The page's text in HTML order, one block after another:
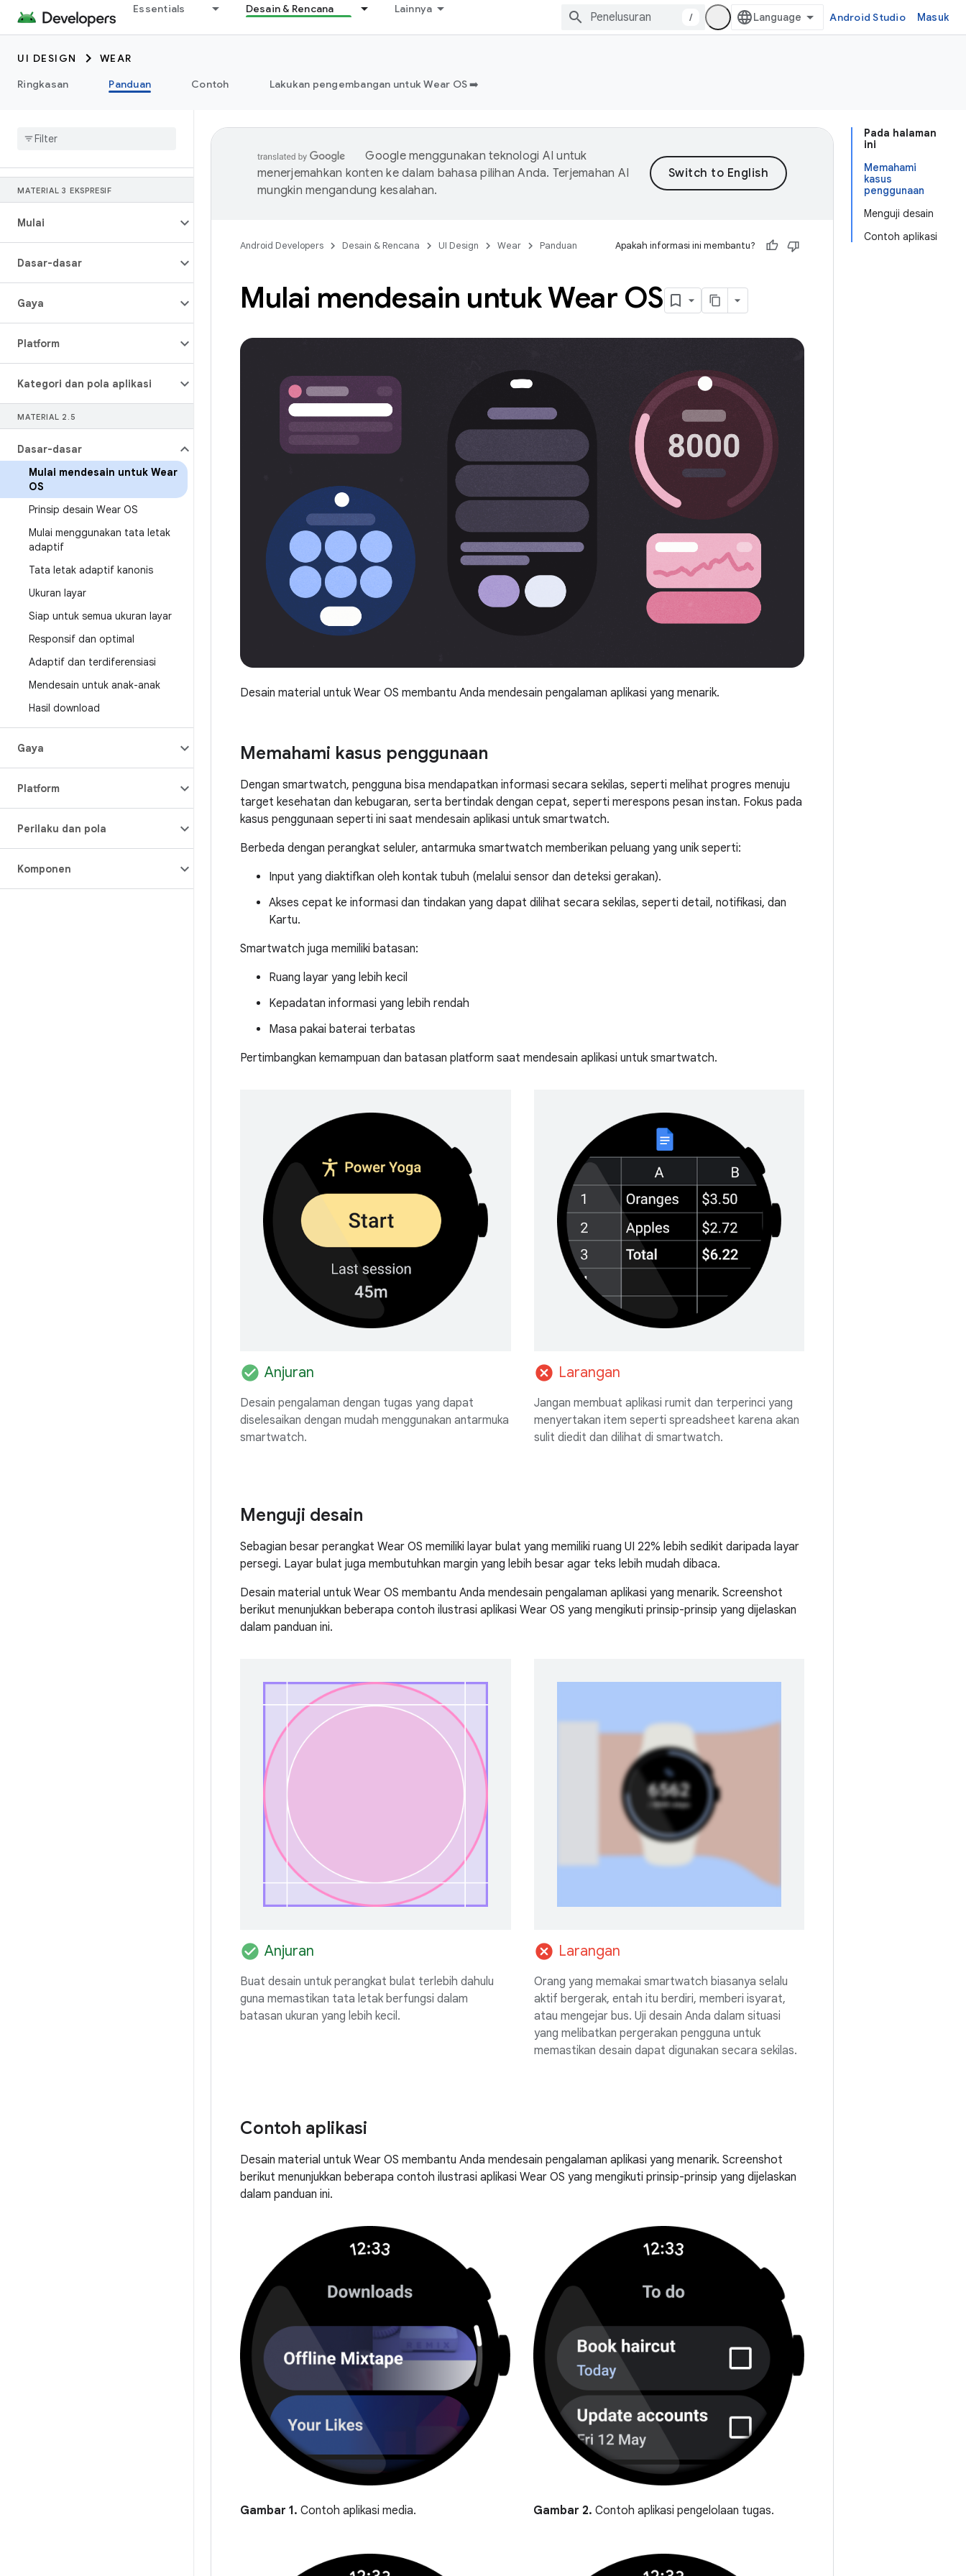
Essentials Desain & Rencana Lainnya
/ Android Studio Masuk
UI DESIGN
WEAR
Ringkasan
Panduan Contoh Lakukan pengembangan untuk Wear OS ➡️
MATERIAL 3 EKSPRESIF
Mulai
Dasar-dasar
Gaya
Platform
Kategori dan pola aplikasi
MATERIAL 2 . 5
Dasar-dasar
Mulai mendesain untuk Wear
OS
Prinsip desain Wear OS
Mulai menggunakan tata letak
adaptif
Tata letak adaptif kanonis
Ukuran layar
Siap untuk semua ukuran layar
Responsif dan optimal
Adaptif dan terdiferensiasi
Mendesain untuk anak-anak
Hasil download
Gaya
Platform
Perilaku dan pola
Komponen
Pada halaman
ini
Memahami
kasus
penggunaan
Menguji desain
Contoh aplikasi
Google menggunakan teknologi AI untuk
menerjemahkan konten ke dalam bahasa pilihan Anda. Terjemahan AI
mungkin mengandung kesalahan.
Android Developers Desain & Rencana UI Design Wear Panduan Apakah informasi ini membantu?
Mulai mendesain untuk Wear OS
Desain material untuk Wear OS membantu Anda mendesain pengalaman aplikasi yang menarik.
Memahami kasus penggunaan
Dengan smartwatch, pengguna bisa mendapatkan informasi secara sekilas, seperti melihat progres menuju
target kesehatan dan kebugaran, serta bertindak dengan cepat, seperti merespons pesan instan. Fokus pada
kasus penggunaan seperti ini saat mendesain aplikasi untuk smartwatch.
Berbeda dengan perangkat seluler, antarmuka smartwatch memberikan peluang yang unik seperti:
Input yang diaktifkan oleh kontak tubuh (melalui sensor dan deteksi gerakan).
Akses cepat ke informasi dan tindakan yang dapat dilihat secara sekilas, seperti detail, notifikasi, dan
Kartu.
Smartwatch juga memiliki batasan:
Ruang layar yang lebih kecil
Kepadatan informasi yang lebih rendah
Masa pakai baterai terbatas
Pertimbangkan kemampuan dan batasan platform saat mendesain aplikasi untuk smartwatch.
check_circle Anjuran
Desain pengalaman dengan tugas yang dapat
diselesaikan dengan mudah menggunakan antarmuka
smartwatch.
cancel Larangan
Jangan membuat aplikasi rumit dan terperinci yang
menyertakan item seperti spreadsheet karena akan
sulit diedit dan dilihat di smartwatch.
Menguji desain
Sebagian besar perangkat Wear OS memiliki layar bulat yang memiliki ruang UI 22% lebih sedikit daripada layar
persegi. Layar bulat juga membutuhkan margin yang lebih besar agar teks lebih mudah dibaca.
Desain material untuk Wear OS membantu Anda mendesain pengalaman aplikasi yang menarik. Screenshot
berikut menunjukkan beberapa contoh ilustrasi aplikasi Wear OS yang mengikuti prinsip-prinsip yang dijelaskan
dalam panduan ini.
check_circle Anjuran
Buat desain untuk perangkat bulat terlebih dahulu
guna memastikan tata letak berfungsi dalam
batasan ukuran yang lebih kecil.
cancel Larangan
Orang yang memakai smartwatch biasanya selalu
aktif bergerak, entah itu berdiri, memberi isyarat,
atau mengejar bus. Uji desain Anda dalam situasi
yang melibatkan pergerakan pengguna untuk
memastikan desain dapat digunakan secara sekilas.
Contoh aplikasi
Desain material untuk Wear OS membantu Anda mendesain pengalaman aplikasi yang menarik. Screenshot
berikut menunjukkan beberapa contoh ilustrasi aplikasi Wear OS yang mengikuti prinsip-prinsip yang dijelaskan
dalam panduan ini.
Gambar 1. Contoh aplikasi media. Gambar 2. Contoh aplikasi pengelolaan tugas.